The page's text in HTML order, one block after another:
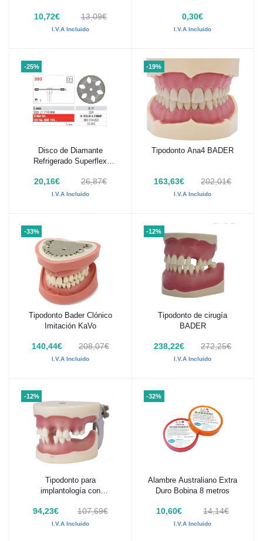
10,72€ 13,09€
I.V.A Incluido
0,30€
I.V.A Incluido
-25%
Añadir al carrito
Disco de Diamante
Refrigerado Superflex
20,16€ 26,87€
I.V.A Incluido
-19%
Añadir al carrito
Tipodonto Ana4 BADER
163,63€ 202,01€
I.V.A Incluido
-33%
Añadir al carrito
Tipodonto Bader Clónico
Imitación KaVo
140,44€ 208,07€
I.V.A Incluido
-12%
Añadir al carrito
Tipodonto de cirugía
BADER
238,22€ 272,25€
I.V.A Incluido
-12%
Añadir al carrito
Tipodonto para
implantología con
94,23€ 107,69€
I.V.A Incluido
-32%
Añadir al carrito
Alambre Australiano Extra
Duro Bobina 8 metros
10,60€ 14,14€
I.V.A Incluido